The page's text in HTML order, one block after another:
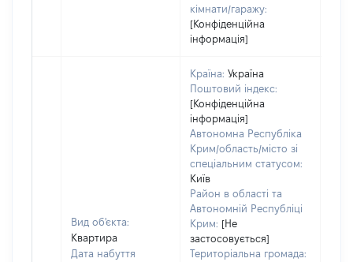
кімнати/гаражу:
[Конфіденційна
інформація]
Вид об'єкта:
Квартира
Дата набуття
Країна: Україна
Поштовий індекс:
[Конфіденційна
інформація]
Автономна Республіка
Крим/область/місто зі
спеціальним статусом:
Київ
Район в області та
Автономній Республіці
Крим: [Не
застосовується]
Територіальна громада: